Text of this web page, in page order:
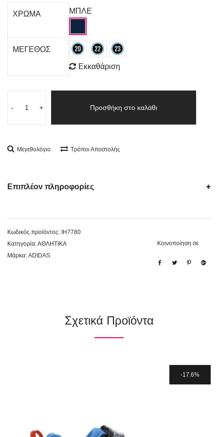
ΧΡΩΜΑ ΜΠΛΕ
ΜΕΓΕΘΟΣ
Εκκαθάριση
- + Προσθήκη στο καλάθι
Μεγεθολόγιο Τρόποι Αποστολής
Επιπλέον πληροφορίες
Κωδικός προϊόντος: IH7780
Κατηγορία:ΑΘΛΗΤΙΚΑ
Μάρκα: ADIDAS
Κοινοποίηση σε
Σχετικά Προϊόντα
17.6%